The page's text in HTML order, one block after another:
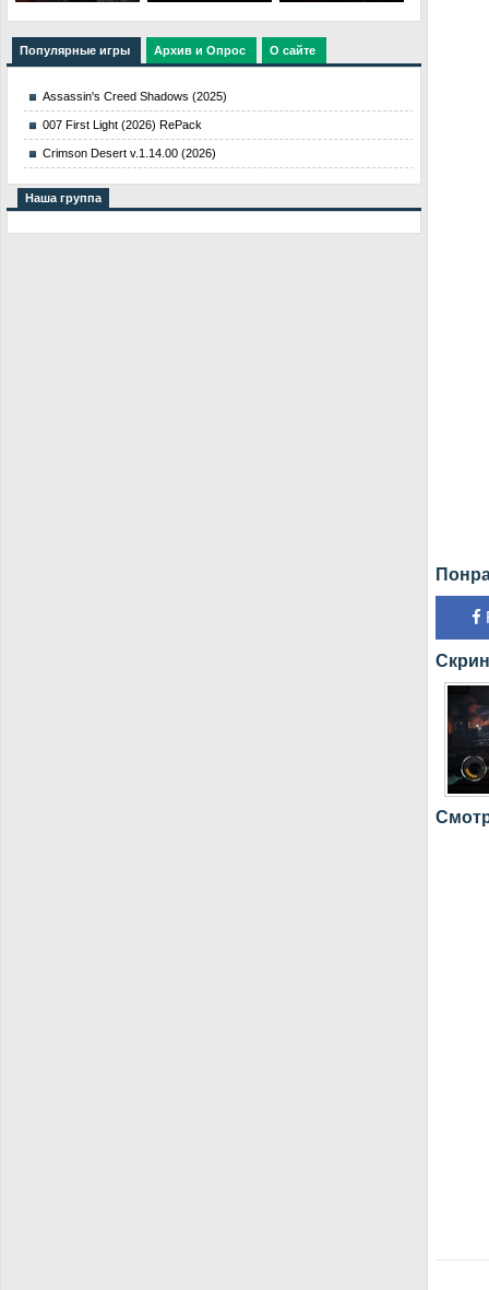
Популярные игры Архив и Опрос О сайте
Assassin's Creed Shadows (2025)
007 First Light (2026) RePack
Crimson Desert v.1.14.00 (2026)
Наша группа